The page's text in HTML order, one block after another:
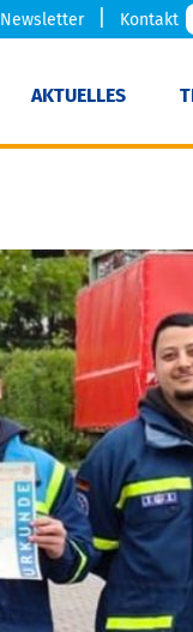
Newsletter Kontakt
AKTUELLES